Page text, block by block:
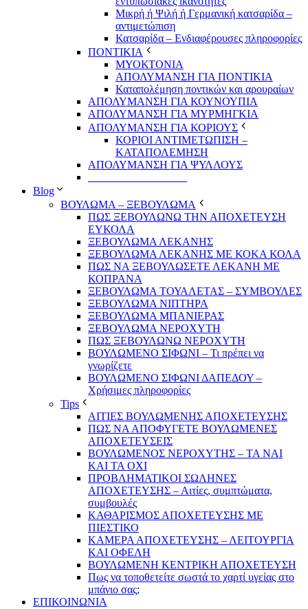
Μικρή ή Ψιλή ή Γερμανική κατσαρίδα –
αντιμετώπιση
Κατσαρίδα – Ενδιαφέρουσες πληροφορίες
ΠΟΝΤΙΚΙΑ
ΜΥΟΚΤΟΝΙΑ
ΑΠΟΛΥΜΑΝΣΗ ΓΙΑ ΠΟΝΤΙΚΙΑ
Καταπολέμηση ποντικών και αρουραίων
ΑΠΟΛΥΜΑΝΣΗ ΓΙΑ ΚΟΥΝΟΥΠΙΑ
ΑΠΟΛΥΜΑΝΣΗ ΓΙΑ ΜΥΡΜΗΓΚΙΑ
ΑΠΟΛΥΜΑΝΣΗ ΓΙΑ ΚΟΡΙΟΥΣ
ΚΟΡΙΟΙ ΑΝΤΙΜΕΤΩΠΙΣΗ –
ΚΑΤΑΠΟΛΕΜΗΣΗ
ΑΠΟΛΥΜΑΝΣΗ ΓΙΑ ΨΥΛΛΟΥΣ
Blog
ΒΟΥΛΩΜΑ – ΞΕΒΟΥΛΩΜΑ
ΠΩΣ ΞΕΒΟΥΛΩΝΩ ΤΗΝ ΑΠΟΧΕΤΕΥΣΗ
ΕΥΚΟΛΑ
ΞΕΒΟΥΛΩΜΑ ΛΕΚΑΝΗΣ
ΞΕΒΟΥΛΩΜΑ ΛΕΚΑΝΗΣ ΜΕ ΚΟΚΑ ΚΟΛΑ
ΠΩΣ ΝΑ ΞΕΒΟΥΛΩΣΕΤΕ ΛΕΚΑΝΗ ΜΕ
ΚΟΠΡΑΝΑ
ΞΕΒΟΥΛΩΜΑ ΤΟΥΑΛΕΤΑΣ – ΣΥΜΒΟΥΛΕΣ
ΞΕΒΟΥΛΩΜΑ ΝΙΠΤΗΡΑ
ΞΕΒΟΥΛΩΜΑ ΜΠΑΝΙΕΡΑΣ
ΞΕΒΟΥΛΩΜΑ ΝΕΡΟΧΥΤΗ
ΠΩΣ ΞΕΒΟΥΛΩΝΩ ΝΕΡΟΧΥΤΗ
ΒΟΥΛΩΜΕΝΟ ΣΙΦΩΝΙ – Τι πρέπει να
γνωρίζετε
ΒΟΥΛΩΜΕΝΟ ΣΙΦΩΝΙ ΔΑΠΕΔΟΥ –
Χρήσιμες πληροφορίες
Tips
ΑΙΤΙΕΣ ΒΟΥΛΩΜΕΝΗΣ ΑΠΟΧΕΤΕΥΣΗΣ
ΠΩΣ ΝΑ ΑΠΟΦΥΓΕΤΕ ΒΟΥΛΩΜΕΝΕΣ
ΑΠΟΧΕΤΕΥΣΕΙΣ
ΒΟΥΛΩΜΕΝΟΣ ΝΕΡΟΧΥΤΗΣ – TA NAI
KAI TA OXI
ΠΡΟΒΛΗΜΑΤIKOI ΣΩΛΗΝΕΣ
ΑΠΟΧΕΤΕΥΣΗΣ – Αιτίες, συμπτώματα,
συμβουλές
ΚΑΘΑΡΙΣΜΟΣ ΑΠΟΧΕΤΕΥΣΗΣ ΜΕ
ΠΙΕΣΤΙΚΟ
ΚΑΜΕΡΑ ΑΠΟΧΕΤΕΥΣΗΣ – ΛΕΙΤΟΥΡΓΙΑ
ΚΑΙ ΟΦΕΛΗ
ΒΟΥΛΩΜΕΝΗ ΚΕΝΤΡΙΚΗ ΑΠΟΧΕΤΕΥΣΗ
Πως να τοποθετείτε σωστά το χαρτί υγείας στο
μπάνιο σας;
ΕΠΙΚΟΙΝΩΝΙΑ